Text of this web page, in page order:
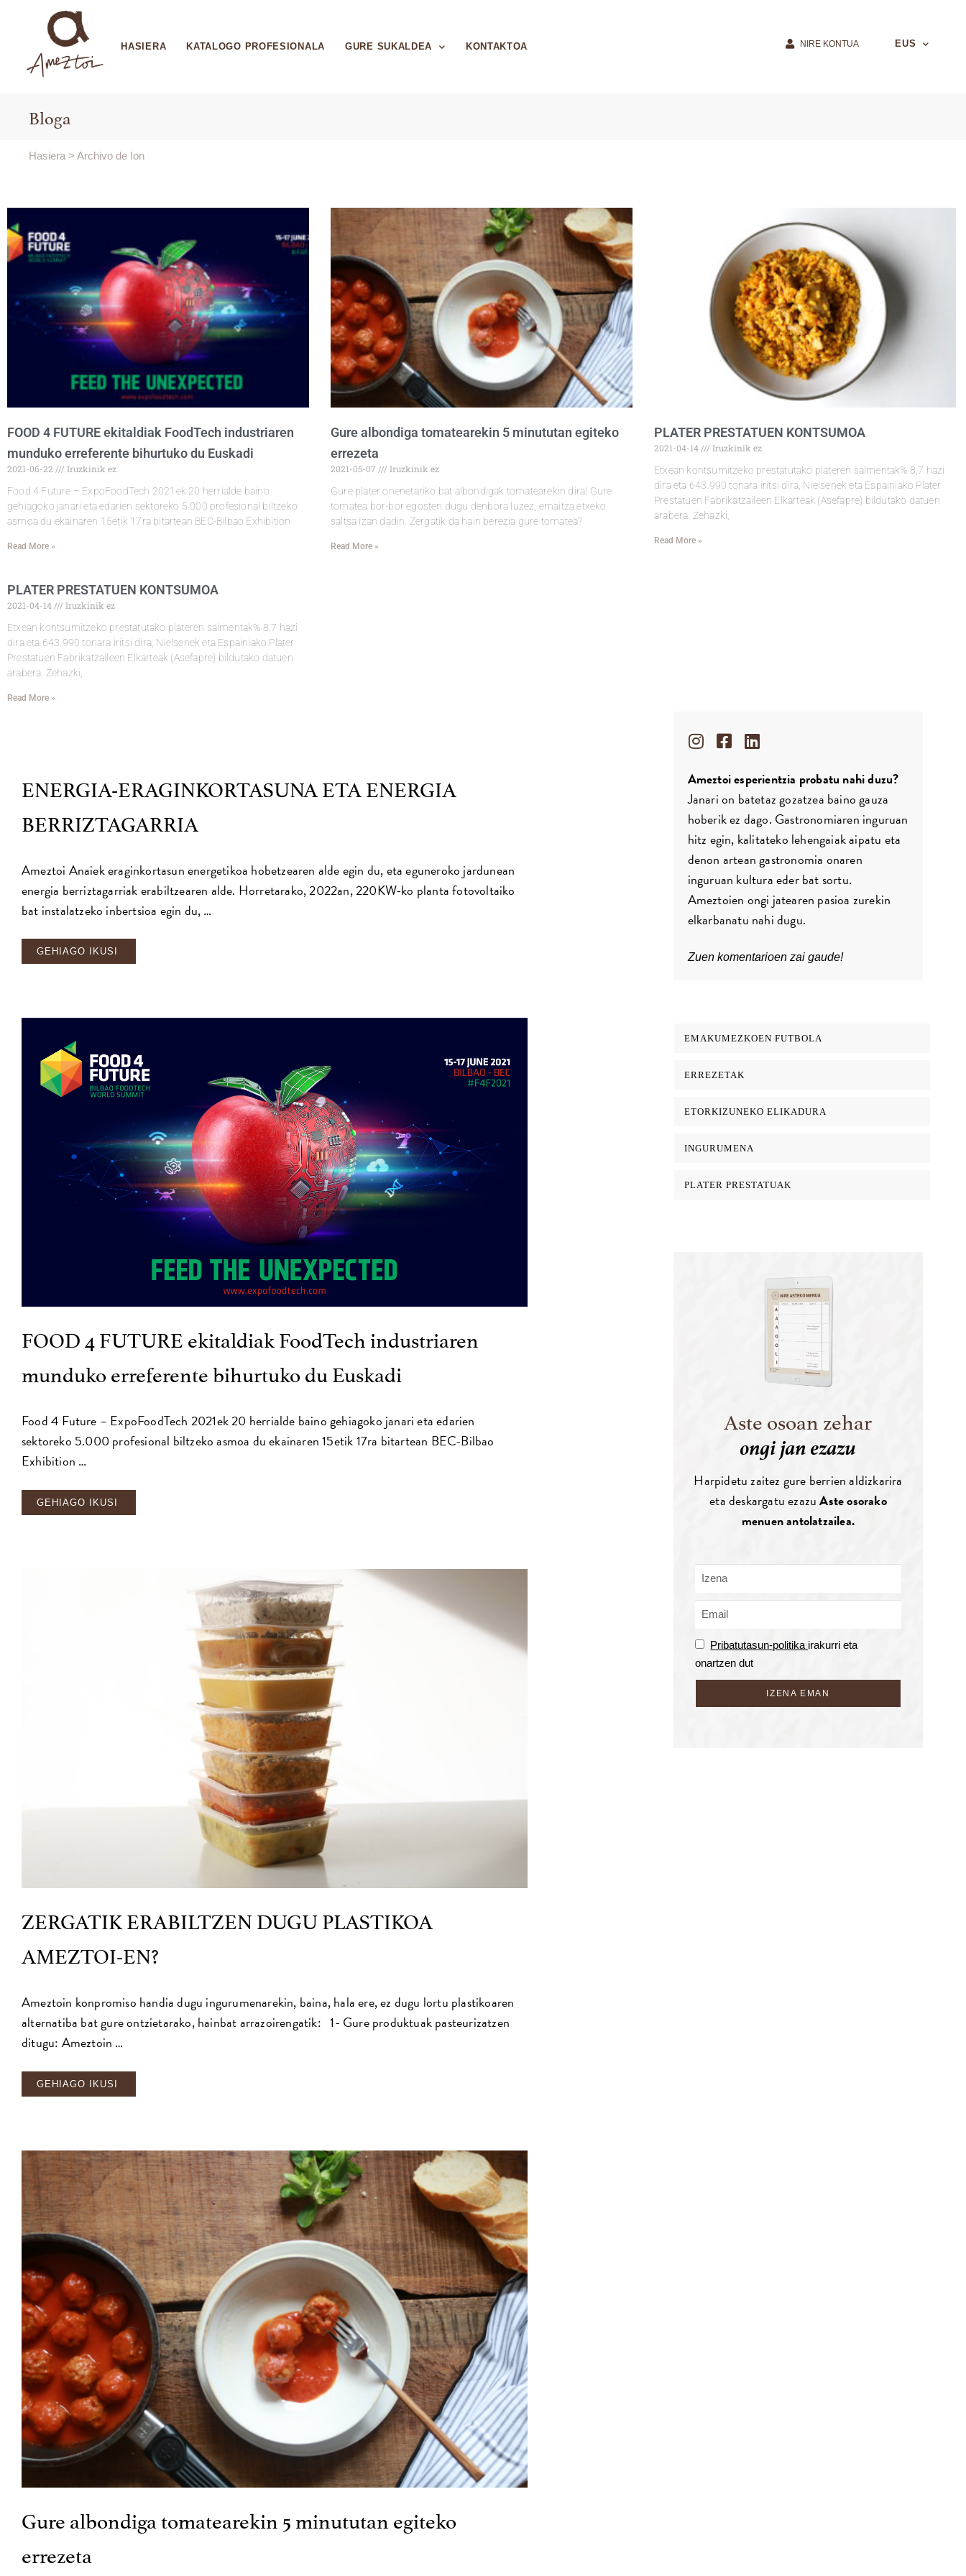
HASIERA KATALOGO PROFESIONALA GURE SUKALDEA KONTAKTOA NIRE KONTUA EUS
Bloga
Hasiera> Archivo de Ion
FOOD 4 FUTURE ekitaldiak FoodTech industriaren
munduko erreferente bihurtuko du Euskadi
2021-06-22
Iruzkinik ez
Food 4 Future – ExpoFoodTech 2021ek 20 herrialde baino
gehiagoko janari eta edarien sektoreko 5.000 profesional biltzeko
asmoa du ekainaren 15etik 17ra bitartean BEC-Bilbao Exhibition
Read More »
Gure albondiga tomatearekin 5 minututan egiteko
errezeta
2021-05-07
Iruzkinik ez
Gure plater onenetariko bat albondigak tomatearekin dira! Gure
tomatea bor-bor egosten dugu denbora luzez, emaitza etxeko
saltsa izan dadin. Zergatik da hain berezia gure tomatea?
Read More »
PLATER PRESTATUEN KONTSUMOA
2021-04-14
Iruzkinik ez
Etxean kontsumitzeko prestatutako plateren salmentak% 8,7 hazi
dira eta 643.990 tonara iritsi dira, Nielsenek eta Espainiako Plater
Prestatuen Fabrikatzaileen Elkarteak (Asefapre) bildutako datuen
arabera. Zehazki,
Read More »
PLATER PRESTATUEN KONTSUMOA
2021-04-14
Iruzkinik ez
Etxean kontsumitzeko prestatutako plateren salmentak% 8,7 hazi
dira eta 643.990 tonara iritsi dira, Nielsenek eta Espainiako Plater
Prestatuen Fabrikatzaileen Elkarteak (Asefapre) bildutako datuen
arabera. Zehazki,
Read More »
ENERGIA-ERAGINKORTASUNA ETA ENERGIA
BERRIZTAGARRIA
Ameztoi Anaiek eraginkortasun energetikoa hobetzearen alde egin du, eta eguneroko jardunean
energia berriztagarriak erabiltzearen alde. Horretarako, 2022an, 220KW-ko planta fotovoltaiko
bat instalatzeko inbertsioa egin du, …
GEHIAGO IKUSI
FOOD 4 FUTURE ekitaldiak FoodTech industriaren
munduko erreferente bihurtuko du Euskadi
Food 4 Future – ExpoFoodTech 2021ek 20 herrialde baino gehiagoko janari eta edarien
sektoreko 5.000 profesional biltzeko asmoa du ekainaren 15etik 17ra bitartean BEC-Bilbao
Exhibition …
GEHIAGO IKUSI
ZERGATIK ERABILTZEN DUGU PLASTIKOA
AMEZTOI-EN?
Ameztoin konpromiso handia dugu ingurumenarekin, baina, hala ere, ez dugu lortu plastikoaren
alternatiba bat gure ontzietarako, hainbat arrazoirengatik: 1- Gure produktuak pasteurizatzen
ditugu: Ameztoin …
GEHIAGO IKUSI
Gure albondiga tomatearekin 5 minututan egiteko
errezeta
Ameztoi esperientzia probatu nahi duzu?
Janari on batetaz gozatzea baino gauza
hoberik ez dago. Gastronomiaren inguruan
hitz egin, kalitateko lehengaiak aipatu eta
denon artean gastronomia onaren
inguruan kultura eder bat sortu.
Ameztoien ongi jatearen pasioa zurekin
elkarbanatu nahi dugu.
Zuen komentarioen zai gaude!
EMAKUMEZKOEN FUTBOLA
ERREZETAK
ETORKIZUNEKO ELIKADURA
INGURUMENA
PLATER PRESTATUAK
Aste osoan zehar
ongi jan ezazu
Harpidetu zaitez gure berrien aldizkarira
eta deskargatu ezazuAste osorako
menuen antolatzailea.
Pribatutasun-politika irakurri eta
onartzen dut
IZENA EMAN